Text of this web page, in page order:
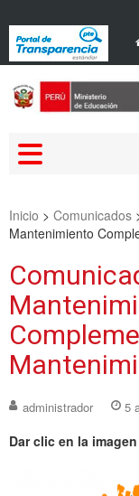
Inicio > Comunicados
Mantenimiento
administrador 5
Dar clic en la